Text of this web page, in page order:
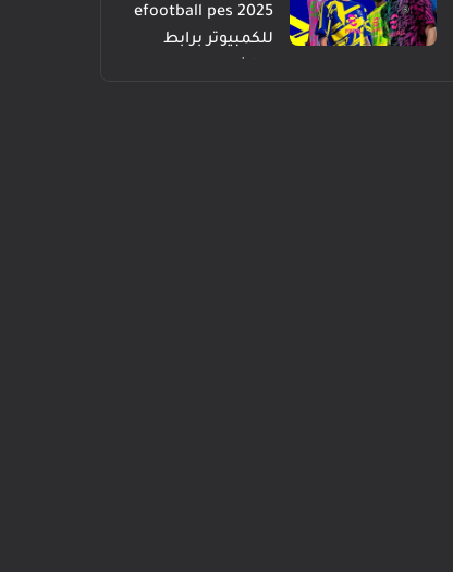
efootball pes 2025
للكمبيوتر برابط